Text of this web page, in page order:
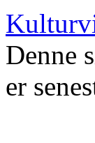
Denne
er